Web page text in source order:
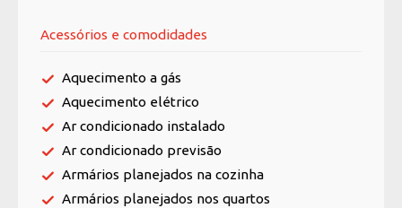
Acessórios e comodidades
Aquecimento a gás
Aquecimento elétrico
Ar condicionado instalado
Ar condicionado previsão
Armários planejados na cozinha
Armários planejados nos quartos